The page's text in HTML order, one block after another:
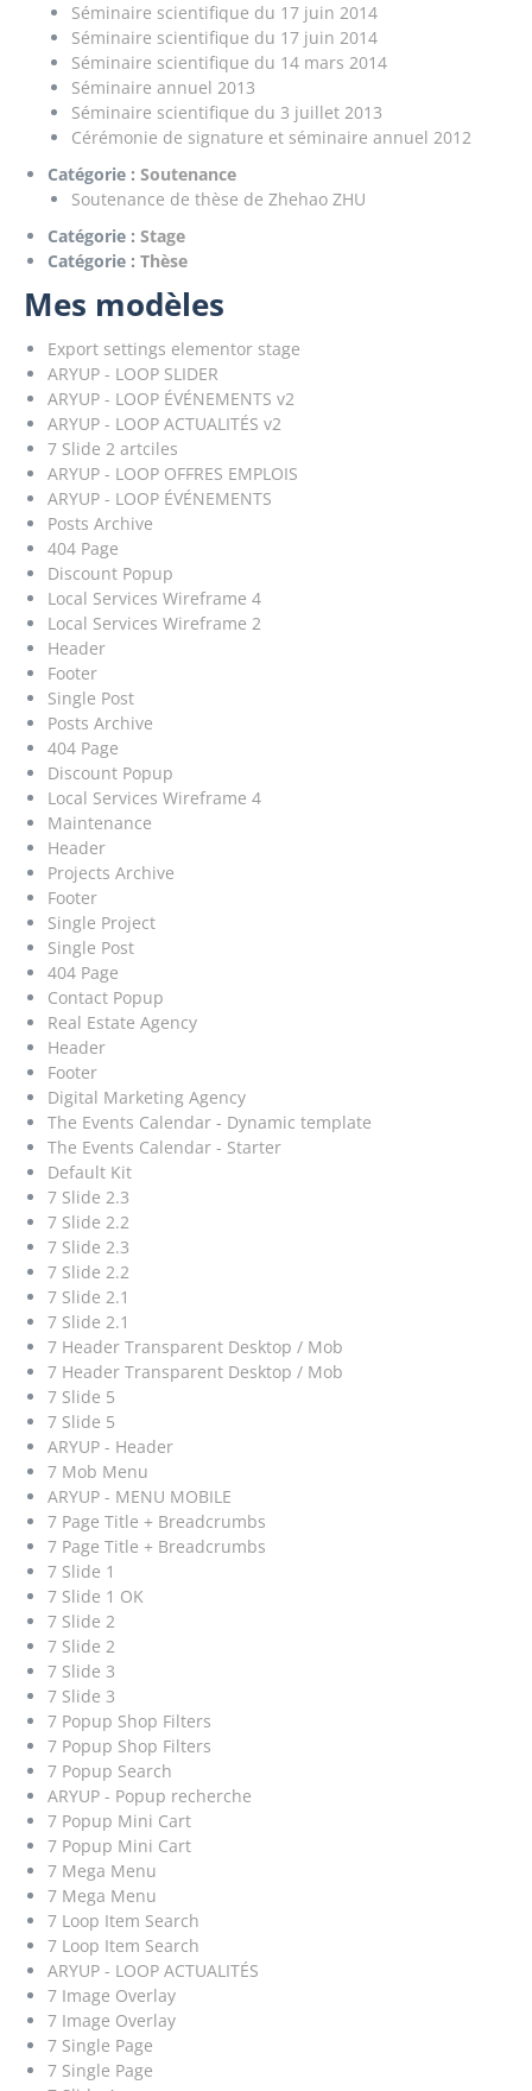
Séminaire scientifique du 17 juin 2014
Séminaire scientifique du 17 juin 2014
Séminaire scientifique du 14 mars 2014
Séminaire annuel 2013
Séminaire scientifique du 3 juillet 2013
Cérémonie de signature et séminaire annuel 2012
Catégorie : Soutenance
Soutenance de thèse de Zhehao ZHU
Catégorie : Stage
Catégorie : Thèse
Mes modèles
Export settings elementor stage
ARYUP - LOOP SLIDER
ARYUP - LOOP ÉVÉNEMENTS v2
ARYUP - LOOP ACTUALITÉS v2
7 Slide 2 artciles
ARYUP - LOOP OFFRES EMPLOIS
ARYUP - LOOP ÉVÉNEMENTS
Posts Archive
404 Page
Discount Popup
Local Services Wireframe 4
Local Services Wireframe 2
Header
Footer
Single Post
Posts Archive
404 Page
Discount Popup
Local Services Wireframe 4
Maintenance
Header
Projects Archive
Footer
Single Project
Single Post
404 Page
Contact Popup
Real Estate Agency
Header
Footer
Digital Marketing Agency
The Events Calendar - Dynamic template
The Events Calendar - Starter
Default Kit
7 Slide 2.3
7 Slide 2.2
7 Slide 2.3
7 Slide 2.2
7 Slide 2.1
7 Slide 2.1
7 Header Transparent Desktop / Mob
7 Header Transparent Desktop / Mob
7 Slide 5
7 Slide 5
ARYUP - Header
7 Mob Menu
ARYUP - MENU MOBILE
7 Page Title + Breadcrumbs
7 Page Title + Breadcrumbs
7 Slide 1
7 Slide 1 OK
7 Slide 2
7 Slide 2
7 Slide 3
7 Slide 3
7 Popup Shop Filters
7 Popup Shop Filters
7 Popup Search
ARYUP - Popup recherche
7 Popup Mini Cart
7 Popup Mini Cart
7 Mega Menu
7 Mega Menu
7 Loop Item Search
7 Loop Item Search
ARYUP - LOOP ACTUALITÉS
7 Image Overlay
7 Image Overlay
7 Single Page
7 Single Page